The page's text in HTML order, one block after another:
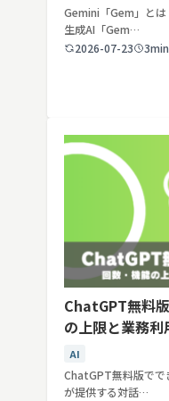
Gemini「Gem」と
生成AI「Gem…
2026-07-23
3min
ChatGPT無料
の上限と業務
年最新】
AI
ChatGPT無料版で
が提供する対話…